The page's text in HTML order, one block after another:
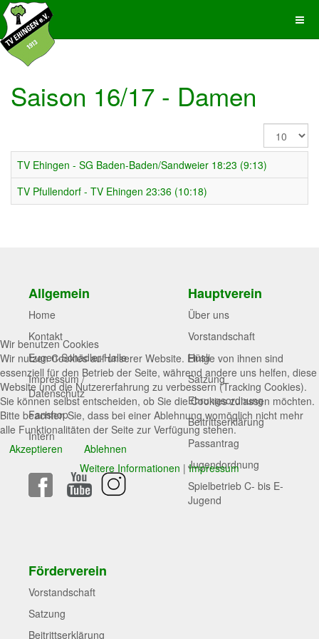
Saison 16/17 - Damen
Anzeige
#
TV Ehingen - SG Baden-Baden/Sandweier 18:23 (9:13)
TV Pfullendorf - TV Ehingen 23:36 (10:18)
Allgemein
Home
Kontakt
Eugen-Schädler-Halle
Impressum /
Datenschutz
Fanshop
Intern
Hauptverein
Über uns
Vorstandschaft
Hüsli
Satzung
Ehrungsordnung
Beitrittserklärung
Passantrag
Jugendordnung
Spielbetrieb C- bis E-
Jugend
Förderverein
Vorstandschaft
Satzung
Beitrittserklärung
Wir benutzen Cookies
Wir nutzen Cookies auf unserer Website. Einige von ihnen sind
essenziell für den Betrieb der Seite, während andere uns helfen, diese
Website und die Nutzererfahrung zu verbessern (Tracking Cookies).
Sie können selbst entscheiden, ob Sie die Cookies zulassen möchten.
Bitte beachten Sie, dass bei einer Ablehnung womöglich nicht mehr
alle Funktionalitäten der Seite zur Verfügung stehen.
Akzeptieren
Ablehnen
Weitere Informationen |Impressum